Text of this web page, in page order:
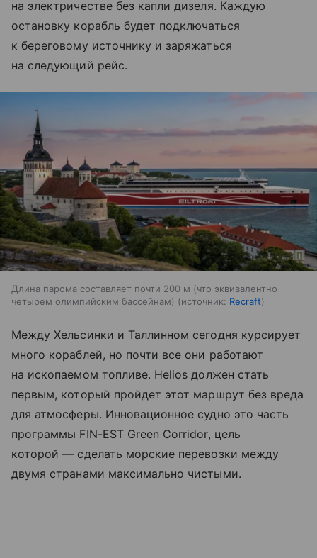
на электричестве без капли дизеля. Каждую
остановку корабль будет подключаться
к береговому источнику и заряжаться
на следующий рейс.
Длина парома составляет почти 200 м (что эквивалентно
четырем олимпийским бассейнам)
источник: Recraft
Между Хельсинки и Таллинном сегодня курсирует
много кораблей, но почти все они работают
на ископаемом топливе. Helios должен стать
первым, который пройдет этот маршрут без вреда
для атмосферы. Инновационное судно это часть
программы FIN-EST Green Corridor, цель
которой — сделать морские перевозки между
двумя странами максимально чистыми.